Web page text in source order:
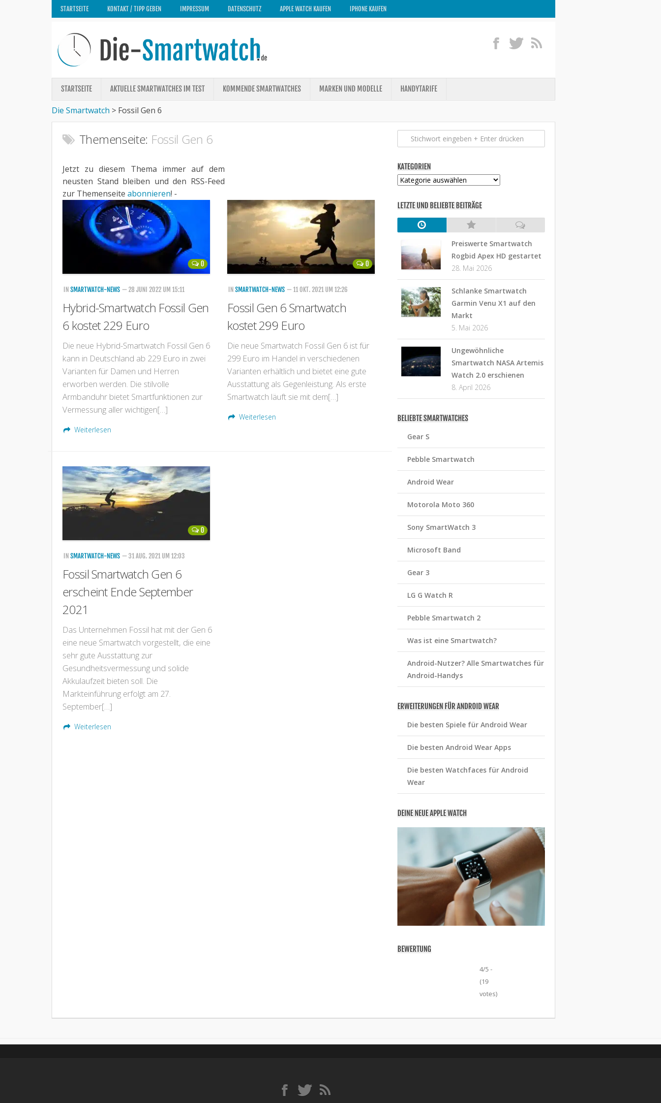
STARTSEITE KONTAKT / TIPP GEBEN IMPRESSUM DATENSCHUTZ APPLE WATCH KAUFEN IPHONE KAUFEN
STARTSEITE AKTUELLE SMARTWATCHES IM TEST KOMMENDE SMARTWATCHES MARKEN UND MODELLE HANDYTARIFE
Die Smartwatch > Fossil Gen 6
Themenseite: Fossil Gen 6
Jetzt zu diesem Thema immer auf dem
neusten Stand bleiben und den RSS-Feed
zur Themenseite abonnieren! -
0
IN SMARTWATCH-NEWS — 28 JUNI 2022 UM 15:11
Hybrid-Smartwatch Fossil Gen
6 kostet 229 Euro
Die neue Hybrid-Smartwatch Fossil Gen 6
kann in Deutschland ab 229 Euro in zwei
Varianten für Damen und Herren
erworben werden. Die stilvolle
Armbanduhr bietet Smartfunktionen zur
Vermessung aller wichtigen[…]
Weiterlesen
0
IN SMARTWATCH-NEWS — 11 OKT. 2021 UM 12:26
Fossil Gen 6 Smartwatch
kostet 299 Euro
Die neue Smartwatch Fossil Gen 6 ist für
299 Euro im Handel in verschiedenen
Varianten erhältlich und bietet eine gute
Ausstattung als Gegenleistung. Als erste
Smartwatch läuft sie mit dem[…]
Weiterlesen
0
IN SMARTWATCH-NEWS — 31 AUG. 2021 UM 12:03
Fossil Smartwatch Gen 6
erscheint Ende September
2021
Das Unternehmen Fossil hat mit der Gen 6
eine neue Smartwatch vorgestellt, die eine
sehr gute Ausstattung zur
Gesundheitsvermessung und solide
Akkulaufzeit bieten soll. Die
Markteinführung erfolgt am 27.
September[…]
Weiterlesen
KATEGORIEN
Kategorien
LETZTE UND BELIEBTE BEITRÄGE
Preiswerte Smartwatch
Rogbid Apex HD gestartet
28. Mai 2026
Schlanke Smartwatch
Garmin Venu X1 auf den
Markt
5. Mai 2026
Ungewöhnliche
Smartwatch NASA Artemis
Watch 2.0 erschienen
8. April 2026
BELIEBTE SMARTWATCHES
Gear S
Pebble Smartwatch
Android Wear
Motorola Moto 360
Sony SmartWatch 3
Microsoft Band
Gear 3
LG G Watch R
Pebble Smartwatch 2
Was ist eine Smartwatch?
Android-Nutzer? Alle Smartwatches für
Android-Handys
ERWEITERUNGEN FÜR ANDROID WEAR
Die besten Spiele für Android Wear
Die besten Android Wear Apps
Die besten Watchfaces für Android
Wear
DEINE NEUE APPLE WATCH
BEWERTUNG
4/5 -
(19
votes)